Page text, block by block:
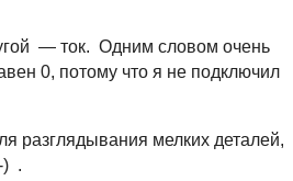
— ток. Одним словом очень
0, потому что я не подключил
разглядывания мелких деталей,
) .